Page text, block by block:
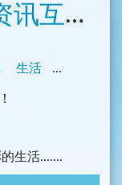
我们的家园※华人资讯互动交流中心
生活 新聞
生活.......
吧！您的收